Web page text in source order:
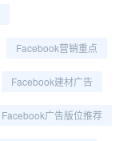
Facebook营销重点
Facebook建材广告
Facebook广告版位推荐